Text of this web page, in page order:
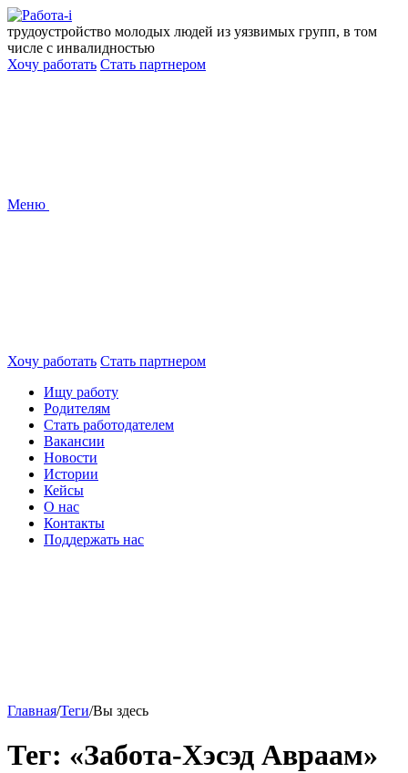
Перейти
к
содержанию
трудоустройство молодых людей из уязвимых групп, в том
числе с инвалидностью
Хочу работать Стать партнером
Меню
Хочу работать Стать партнером
Ищу работу
Родителям
Стать работодателем
Вакансии
Новости
Истории
Кейсы
О нас
Контакты
Поддержать нас
Главная/Теги/Вы здесь
Тег: «Забота-Хэсэд Авраам»